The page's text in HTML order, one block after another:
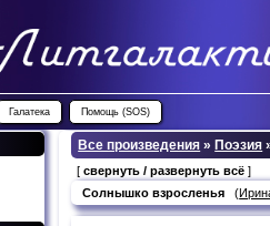
Галатека Помощь (SOS)
Все произведения » Поэзия
[свернуть / развернуть всё ]
Солнышко взросленья (